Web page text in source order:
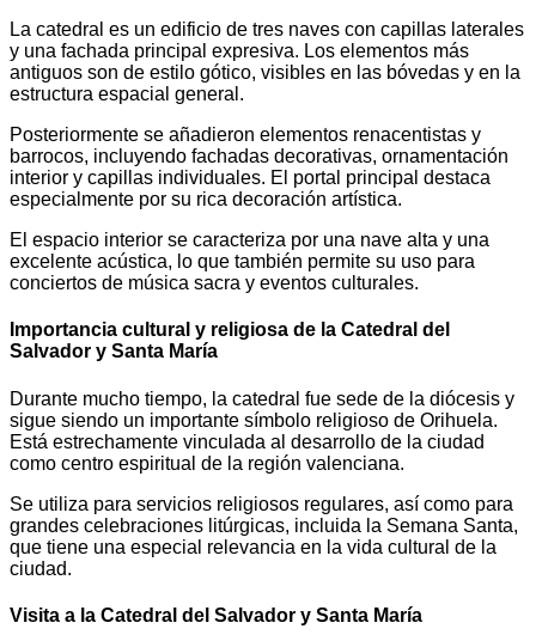
La catedral es un edificio de tres naves con capillas laterales
y una fachada principal expresiva. Los elementos más
antiguos son de estilo gótico, visibles en las bóvedas y en la
estructura espacial general.
Posteriormente se añadieron elementos renacentistas y
barrocos, incluyendo fachadas decorativas, ornamentación
interior y capillas individuales. El portal principal destaca
especialmente por su rica decoración artística.
El espacio interior se caracteriza por una nave alta y una
excelente acústica, lo que también permite su uso para
conciertos de música sacra y eventos culturales.
Importancia cultural y religiosa de la Catedral del
Salvador y Santa María
Durante mucho tiempo, la catedral fue sede de la diócesis y
sigue siendo un importante símbolo religioso de Orihuela.
Está estrechamente vinculada al desarrollo de la ciudad
como centro espiritual de la región valenciana.
Se utiliza para servicios religiosos regulares, así como para
grandes celebraciones litúrgicas, incluida la Semana Santa,
que tiene una especial relevancia en la vida cultural de la
ciudad.
Visita a la Catedral del Salvador y Santa María